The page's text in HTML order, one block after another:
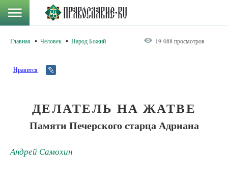
Главная Человек Народ Божий 19 088 просмотров
Нравится
ДЕЛАТЕЛЬ НА ЖАТВЕ
Памяти Печерского старца Адриана
Андрей Самохин